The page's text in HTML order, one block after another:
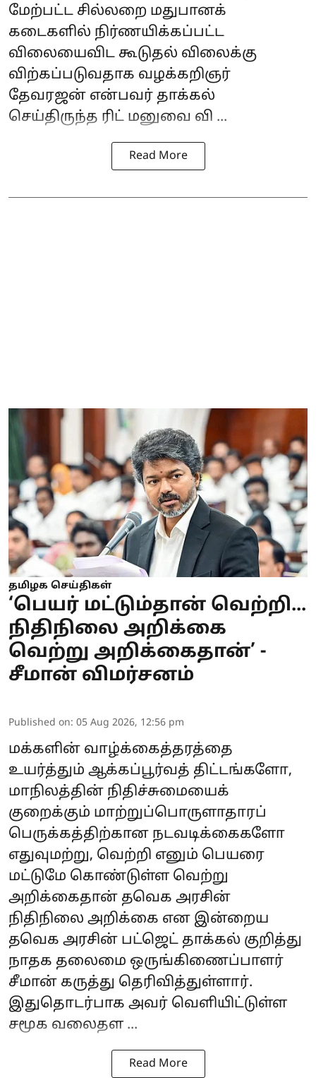
மேற்பட்ட சில்லறை மதுபானக்
கடைகளில் நிர்ணயிக்கப்பட்ட
விலையைவிட கூடுதல் விலைக்கு
விற்கப்படுவதாக வழக்கறிஞர்
தேவரஜன் என்பவர் தாக்கல்
செய்திருந்த ரிட் மனுவை வி ...
Read More
தமிழக செய்திகள்
‘பெயர் மட்டும்தான் வெற்றி...
நிதிநிலை அறிக்கை
வெற்று அறிக்கைதான்’ -
சீமான் விமர்சனம்
Published on: 05 Aug 2026, 12:56 pm
மக்களின் வாழ்க்கைத்தரத்தை
உயர்த்தும் ஆக்கப்பூர்வத் திட்டங்களோ,
மாநிலத்தின் நிதிச்சுமையைக்
குறைக்கும் மாற்றுப்பொருளாதாரப்
பெருக்கத்திற்கான நடவடிக்கைகளோ
எதுவுமற்று, வெற்றி எனும் பெயரை
மட்டுமே கொண்டுள்ள வெற்று
அறிக்கைதான் தவெக அரசின்
நிதிநிலை அறிக்கை என இன்றைய
தவெக அரசின் பட்ஜெட் தாக்கல் குறித்து
நாதக தலைமை ஒருங்கிணைப்பாளர்
சீமான் கருத்து தெரிவித்துள்ளார்.
இதுதொடர்பாக அவர் வெளியிட்டுள்ள
சமூக வலைதள ...
Read More